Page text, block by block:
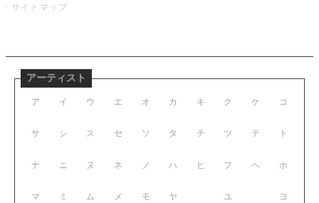
サイトマップ
アーティスト
ア イ ウ エ オ
サ シ ス セ ソ
ナ ニ ヌ ネ ノ
マ ミ ム メ モ
カ キ ク ケ コ
タ チ ツ テ ト
ハ ヒ フ ヘ ホ
ヤ ユ ヨ